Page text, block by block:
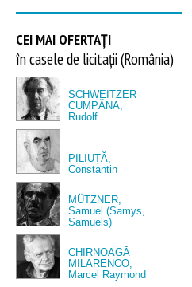
CEI MAI OFERTAȚI
în casele de licitații (România)
SCHWEITZER
CUMPĂNA,
Rudolf
PILIUȚĂ,
Constantin
MÜTZNER,
Samuel (Samys,
Samuels)
CHIRNOAGĂ
MILARENCO,
Marcel Raymond